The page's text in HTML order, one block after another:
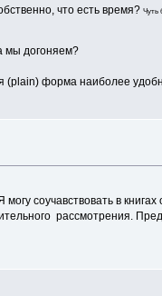
что есть время? Чуть
мы догоняем?
(plain) форма наиболее
соучавствовать в книгах
рассмотрения.